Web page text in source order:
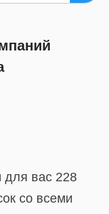
для вас 228
со всеми